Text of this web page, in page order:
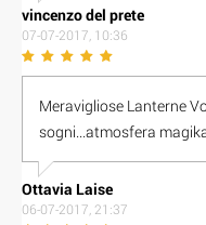
vincenzo del prete
07-07-2017, 10:36
Meravigliose Lanterne
sogni...atmosfera
Ottavia Laise
06-07-2017, 21:37